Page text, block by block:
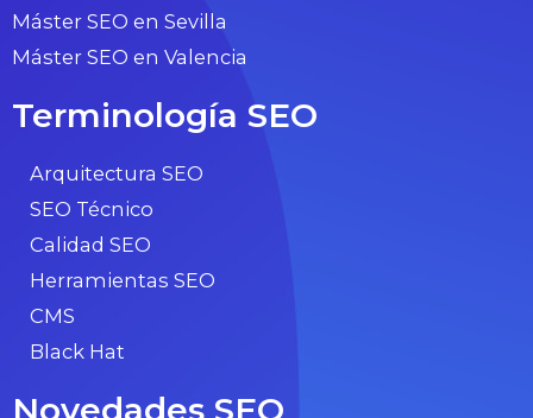
Máster SEO en Sevilla
Máster SEO en Valencia
Terminología SEO
Arquitectura SEO
SEO Técnico
Calidad SEO
Herramientas SEO
CMS
Black Hat